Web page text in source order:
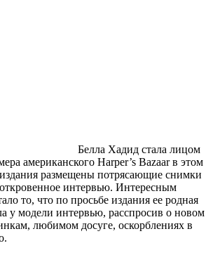
Белла Хадид стала лицом
американского Harper’s Bazaar в этом
размещены потрясающие снимки
интервью. Интересным
то, что по просьбе издания ее родная
у модели интервью, расспросив о новом
любимом досуге, оскорблениях в